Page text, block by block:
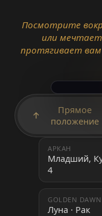
Посмотрите
или
протягивает
↑
Прямое
положение
АРКАН
Младший,
4
GOLDEN DAWN
Луна · Рак